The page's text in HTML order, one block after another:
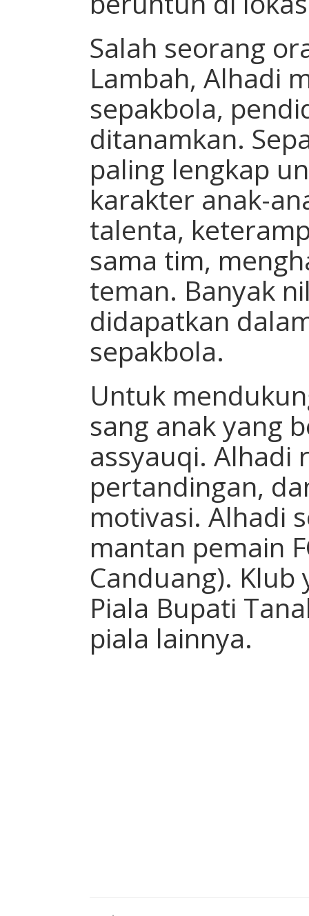
Salah seorang
Lambah, Alhadi
sepakbola,
ditanamkan.
paling lengkap
karakter anak-
talenta,
sama tim,
teman. Banyak
didapatkan
sepakbola.
Untuk
sang anak yang
assyauqi. Alhadi
pertandingan,
motivasi. Alhadi
mantan pemain
Canduang).
Piala Bupati
piala lainnya.